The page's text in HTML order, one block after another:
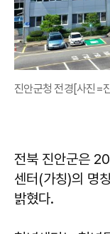
진안군청 전경[사진=
전북 진안군은
센터(가칭)의 명
밝혔다.